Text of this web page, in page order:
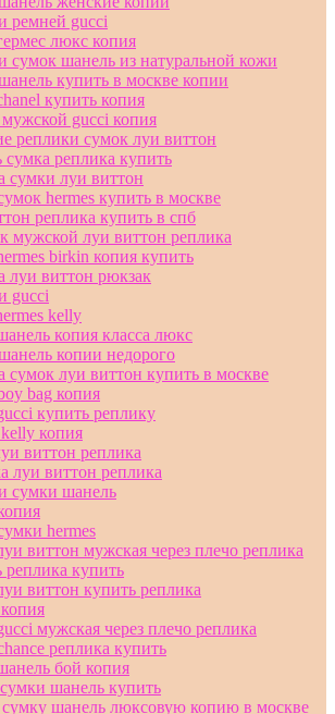
ремней gucci
люкс копия
сумок шанель из натуральной кожи
купить в москве копии
купить копия
gucci копия
реплики сумок луи виттон
реплика купить
сумки луи виттон
hermes купить в москве
реплика купить в спб
мужской луи виттон реплика
birkin копия купить
луи виттон рюкзак
gucci
kelly
копия класса люкс
копии недорого
сумок луи виттон купить в москве
bag копия
купить реплику
копия
виттон реплика
луи виттон реплика
сумки шанель
hermes
виттон мужская через плечо реплика
купить
виттон купить реплика
мужская через плечо реплика
реплика купить
бой копия
шанель купить
шанель люксовую копию в москве